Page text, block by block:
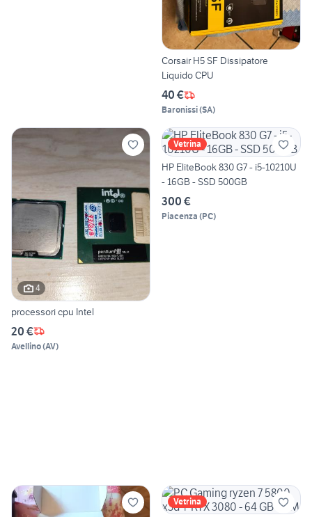
Corsair H5 SF Dissipatore
Liquido CPU
40 €
Baronissi(SA)
4
processori cpu Intel
20 €
Avellino(AV)
Vetrina
HP EliteBook 830 G7 - i5-10210U
- 16GB - SSD 500GB
300 €
Piacenza (PC)
Vetrina